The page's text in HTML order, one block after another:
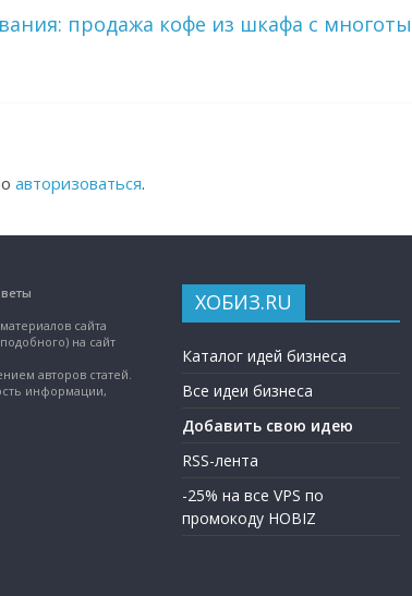
продажа кофе из шкафа с
авторизоваться.
сайта
на сайт
авторов статей.
информации,
ХОБИЗ.RU
Каталог идей бизнеса
Все идеи бизнеса
Добавить свою идею
RSS-лента
-25% на все VPS по
промокоду HOBIZ